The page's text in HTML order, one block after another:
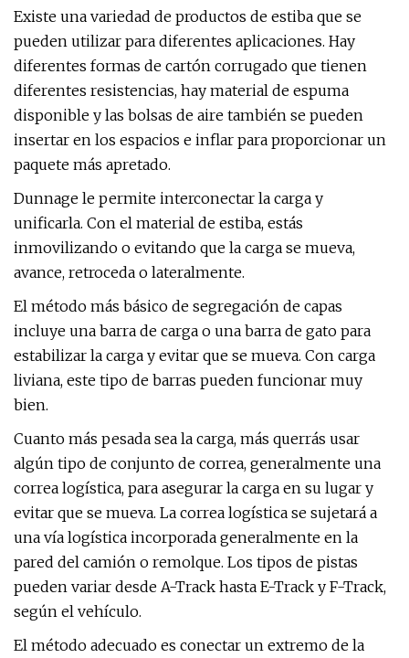
Existe una variedad de productos de estiba que se
pueden utilizar para diferentes aplicaciones. Hay
diferentes formas de cartón corrugado que tienen
diferentes resistencias, hay material de espuma
disponible y las bolsas de aire también se pueden
insertar en los espacios e inflar para proporcionar un
paquete más apretado.
Dunnage le permite interconectar la carga y
unificarla. Con el material de estiba, estás
inmovilizando o evitando que la carga se mueva,
avance, retroceda o lateralmente.
El método más básico de segregación de capas
incluye una barra de carga o una barra de gato para
estabilizar la carga y evitar que se mueva. Con carga
liviana, este tipo de barras pueden funcionar muy
bien.
Cuanto más pesada sea la carga, más querrás usar
algún tipo de conjunto de correa, generalmente una
correa logística, para asegurar la carga en su lugar y
evitar que se mueva. La correa logística se sujetará a
una vía logística incorporada generalmente en la
pared del camión o remolque. Los tipos de pistas
pueden variar desde A-Track hasta E-Track y F-Track,
según el vehículo.
El método adecuado es conectar un extremo de la